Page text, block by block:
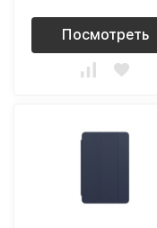
Посмотреть